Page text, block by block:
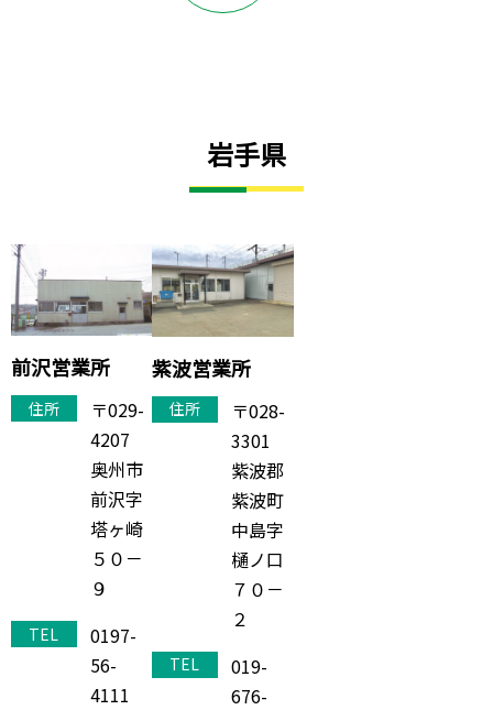
岩手県
前沢営業所
住所
〒029-
4207
奥州市
前沢字
塔ヶ崎
５０－
９
TEL
0197-
56-
4111
紫波営業所
住所
〒028-
3301
紫波郡
紫波町
中島字
樋ノ口
７０－
２
TEL
019-
676-